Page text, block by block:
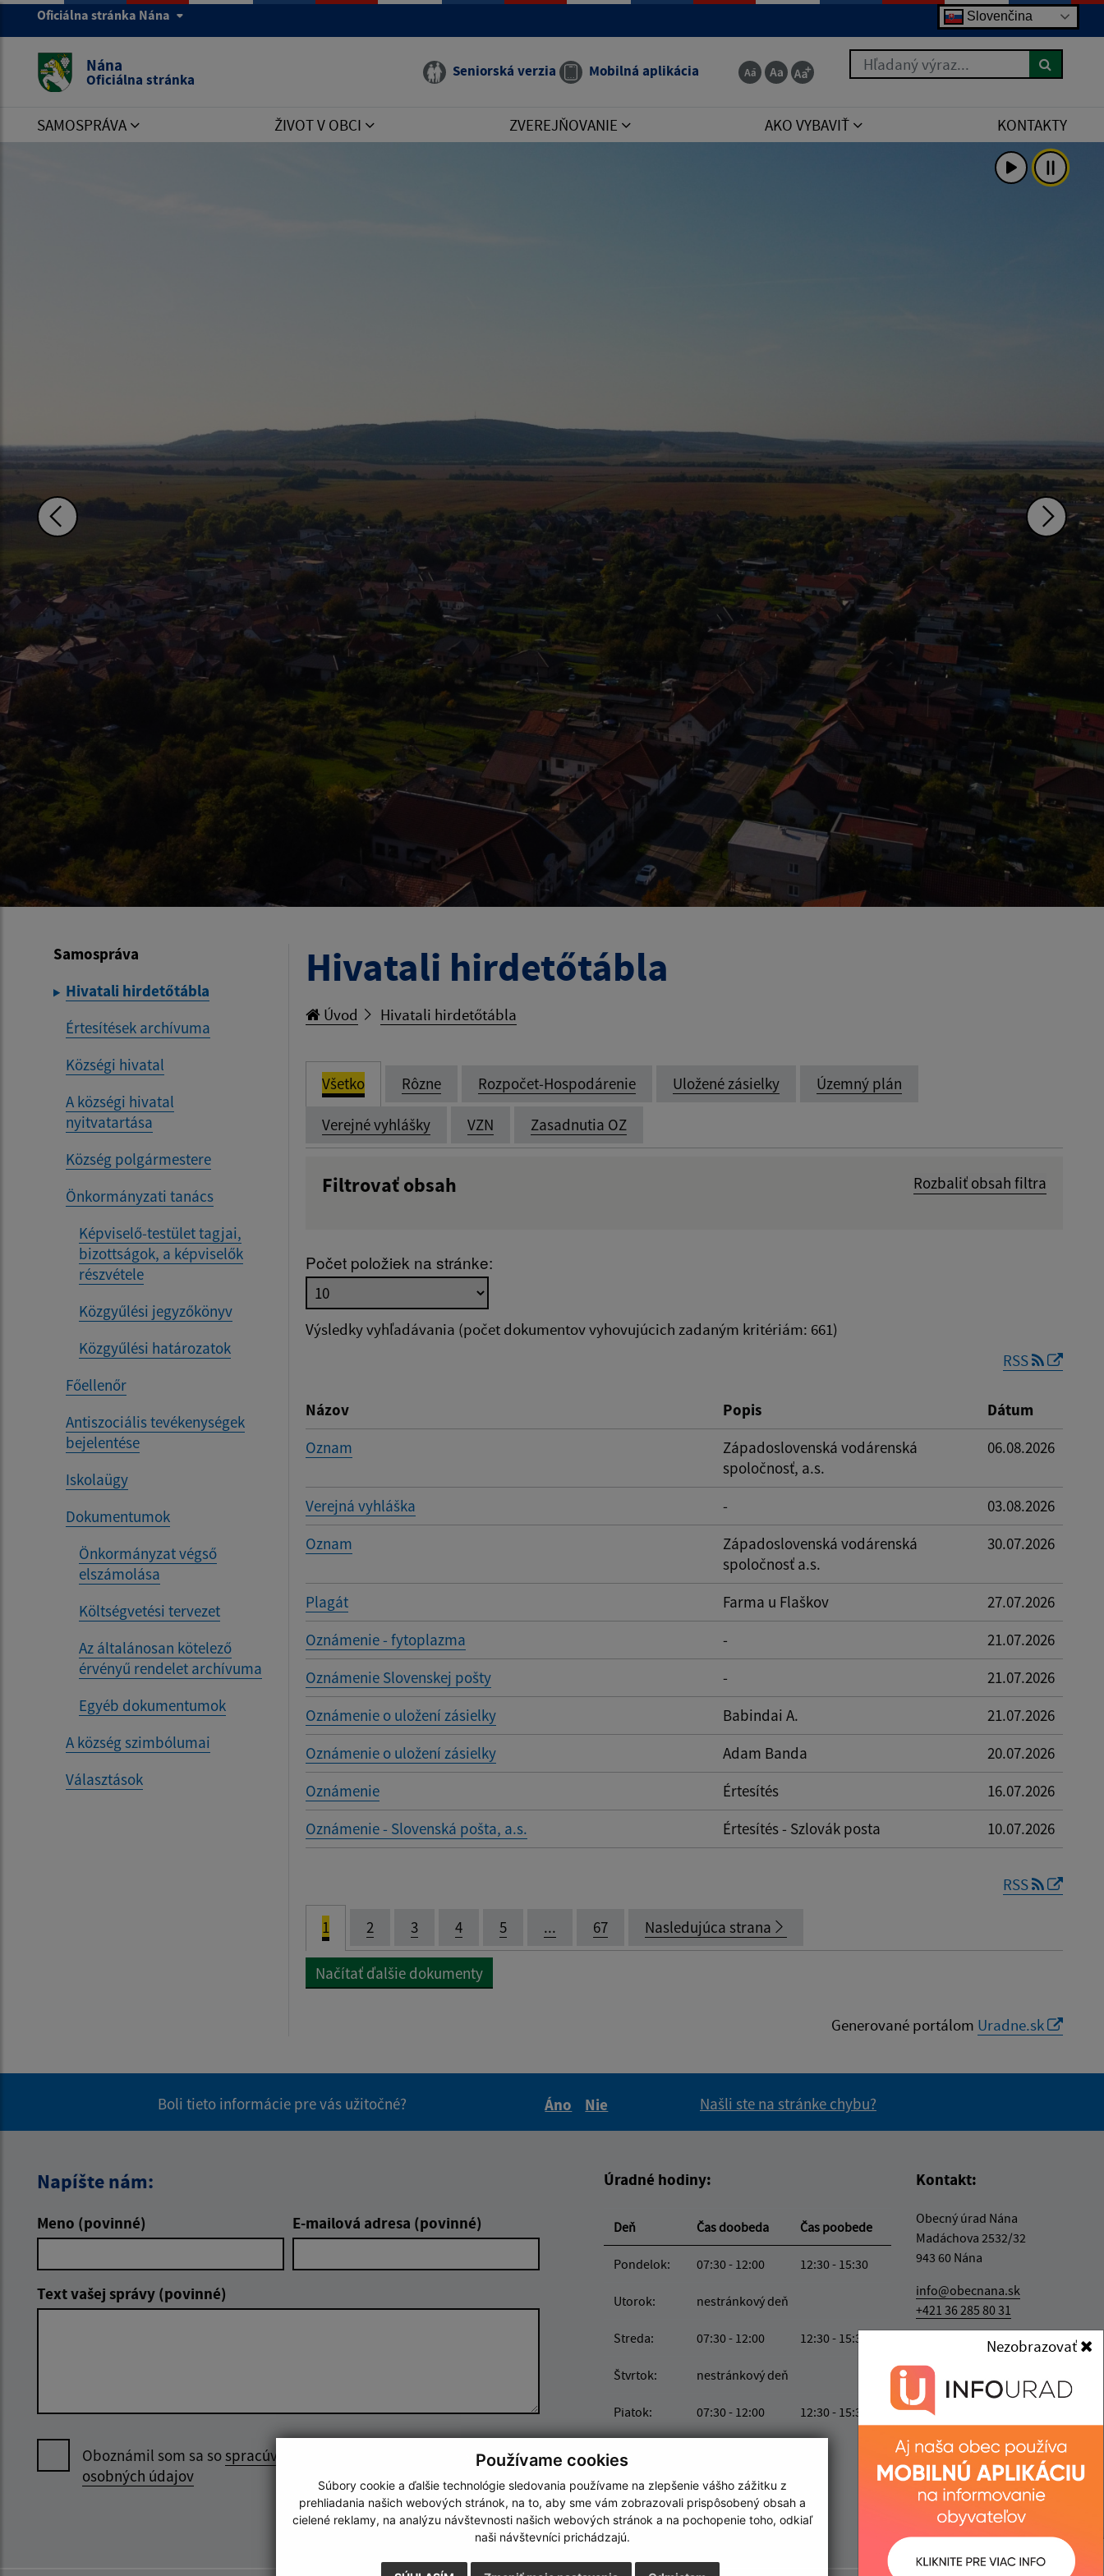
Používame cookies
Súbory cookie a ďalšie technológie sledovania používame na zlepšenie vášho zážitku z
prehliadania našich webových stránok, na to, aby sme vám zobrazovali prispôsobený obsah a
cielené reklamy, na analýzu návštevnosti našich webových stránok a na pochopenie toho, odkiaľ
naši návštevníci prichádzajú.
ERROR:You have an error in your SQL syntax; check the manual that corresponds to your MariaDB server version for the right syntax to use near 'order by poradie
desc' at line 1!
ERROR No:
1064
Nezobrazovať
Oficiálna stránka Nána Slovenčina
Nána
Oficiálna stránka Seniorská verzia Mobilná aplikácia
Hľadaný výraz...
SAMOSPRÁVA ŽIVOT V OBCI ZVEREJŇOVANIE AKO VYBAVIŤ KONTAKTY
Samospráva
Hivatali hirdetőtábla
Értesítések archívuma
Községi hivatal
A községi hivatal
nyitvatartása
Község polgármestere
Önkormányzati tanács
Képviselő-testület tagjai,
bizottságok, a képviselők
részvétele
Közgyűlési jegyzőkönyv
Közgyűlési határozatok
Főellenőr
Antiszociális tevékenységek
bejelentése
Iskolaügy
Dokumentumok
Önkormányzat végső
elszámolása
Költségvetési tervezet
Az általánosan kötelező
érvényű rendelet archívuma
Egyéb dokumentumok
A község szimbólumai
Választások
Hivatali hirdetőtábla
Úvod Hivatali hirdetőtábla
Všetko Rôzne Rozpočet-Hospodárenie Uložené zásielky Územný plán
Verejné vyhlášky VZN Zasadnutia OZ
Filtrovať obsah Rozbaliť obsah filtra
Dátum zverejnenia do:
Reset
Počet položiek na stránke:
Výsledky vyhľadávania (počet dokumentov vyhovujúcich zadaným kritériám: 661)
RSS
Názov Popis
Dátum
Oznam
Západoslovenská vodárenská
spoločnosť, a.s.
06.08.2026
Verejná vyhláška -
03.08.2026
Oznam
Západoslovenská vodárenská
spoločnosť a.s.
30.07.2026
Plagát Farma u Flaškov
27.07.2026
Oznámenie - fytoplazma
-
21.07.2026
Oznámenie Slovenskej pošty
-
21.07.2026
Oznámenie o uložení zásielky
Babindai A.
21.07.2026
Oznámenie o uložení zásielky
Adam Banda
20.07.2026
Oznámenie
Értesítés
16.07.2026
Oznámenie - Slovenská pošta, a.s.
Értesítés - Szlovák posta 10.07.2026
RSS
1 2 3 4 5 ... 67 Nasledujúca strana
Načítať ďalšie dokumenty
Generované portálom Uradne.sk
Boli tieto informácie pre vás užitočné?
Áno
Nie
Našli ste na stránke chybu?
Napíšte nám:
Meno (povinné) E-mailová adresa (povinné)
Text vašej správy (povinné)
Oboznámil som sa sospracúvaním
osobných údajov
Odoslať správu
Úradné hodiny:
Deň Čas doobeda Čas poobede
Pondelok: 07:30 - 12:00 12:30 - 15:30
Utorok: nestránkový deň
Streda: 07:30 - 12:00 12:30 - 15:30
Štvrtok: nestránkový deň
Piatok: 07:30 - 12:00 12:30 - 15:30
Obedňajšia prestávka:
Kontakt:
Obecný úrad Nána
Madáchova 2532/32
943 60 Nána
info@obecnana.sk
+421 36 285 80 31
IČO: 00800279